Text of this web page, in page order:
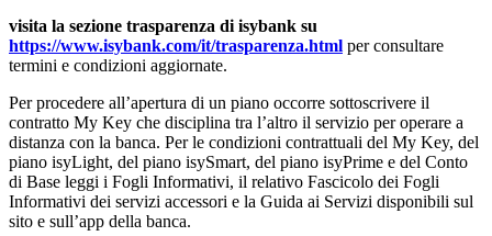
visita la sezione trasparenza di isybank su
https://www.isybank.com/it/trasparenza.html per consultare
termini e condizioni aggiornate.
Per procedere all’apertura di un piano occorre sottoscrivere il
contratto My Key che disciplina tra l’altro il servizio per operare a
distanza con la banca. Per le condizioni contrattuali del My Key, del
piano isyLight, del piano isySmart, del piano isyPrime e del Conto
di Base leggi i Fogli Informativi, il relativo Fascicolo dei Fogli
Informativi dei servizi accessori e la Guida ai Servizi disponibili sul
sito e sull’app della banca.